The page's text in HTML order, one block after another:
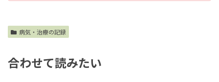
病気・治療の記録
合わせて読みたい